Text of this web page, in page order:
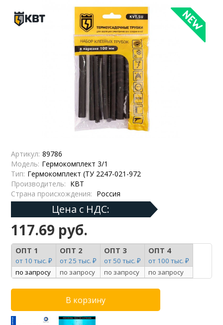
Артикул: 89786
Модель: Гермокомплект 3/1
Тип: Гермокомплект (ТУ 2247-021-972
Производитель: КВТ
Страна происхождения: Россия
Цена с НДС:
117.69 руб.
ОПТ 1
от 10 тыс. ₽
ОПТ 2
от 25 тыс. ₽
ОПТ 3
от 50 тыс. ₽
ОПТ 4
от 100 тыс. ₽
по запросу
по запросу по запросу по запросу